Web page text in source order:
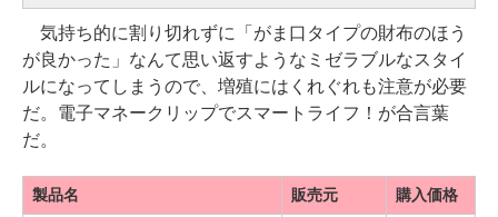
気持ち的に割り切れずに「がま口タイプの財布のほう
が良かった」なんて思い返すようなミゼラブルなスタイ
ルになってしまうので、増殖にはくれぐれも注意が必要
だ。電子マネークリップでスマートライフ！が合言葉
だ。
製品名 販売元 購入価格